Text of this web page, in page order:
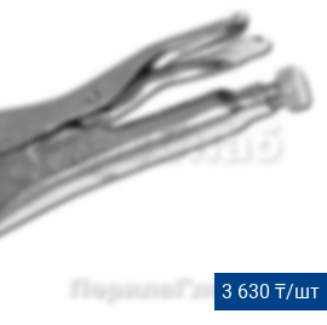
3 630 ₸/шт